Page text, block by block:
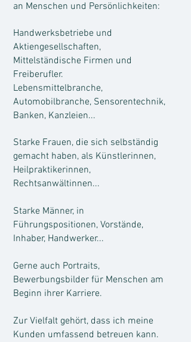
an Menschen und Persönlichkeiten:
Handwerksbetriebe und
Aktiengesellschaften,
Mittelständische Firmen und
Freiberufler.
Lebensmittelbranche,
Automobilbranche, Sensorentechnik,
Banken, Kanzleien...
Starke Frauen, die sich selbständig
gemacht haben, als Künstlerinnen,
Heilpraktikerinnen,
Rechtsanwältinnen...
Starke Männer, in
Führungspositionen, Vorstände,
Inhaber, Handwerker...
Gerne auch Portraits,
Bewerbungsbilder für Menschen am
Beginn ihrer Karriere.
Zur Vielfalt gehört, dass ich meine
Kunden umfassend betreuen kann.